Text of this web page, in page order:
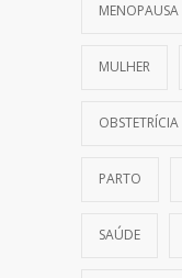
MENOPAUSA
MULHER
OBSTETRÍCIA
PARTO
SAÚDE